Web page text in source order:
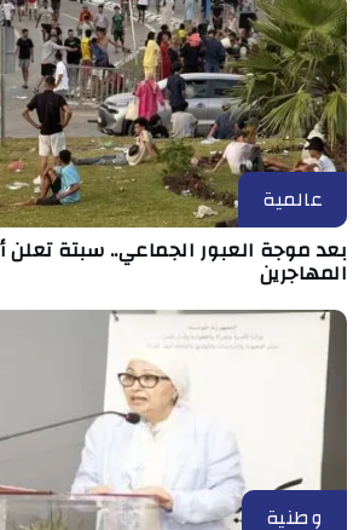
عالمية
بعد موجة العبور الجماعي.. سبتة تعلن
المهاجرين
وطنية